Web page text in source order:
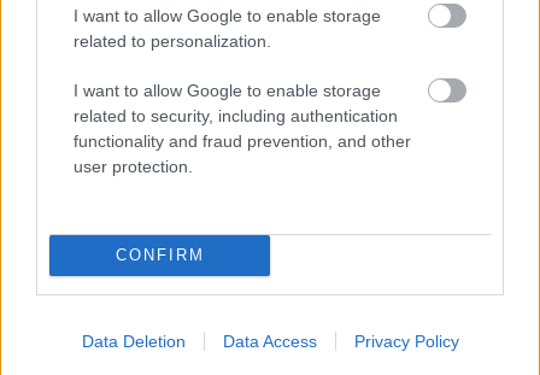
I want to allow Google to enable storage
related to personalization.
I want to allow Google to enable storage
related to security, including authentication
functionality and fraud prevention, and other
user protection.
CONFIRM
Data Deletion Data Access Privacy Policy
Paltrow és Affleck a Szerelmes Shakespeare
évében, 2000-ben azonban még együtt szerepeltek